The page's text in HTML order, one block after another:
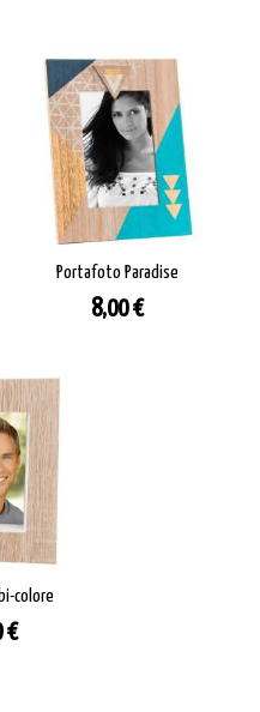
Portafoto Paradise
Prezzo
8,00 €
colore
€